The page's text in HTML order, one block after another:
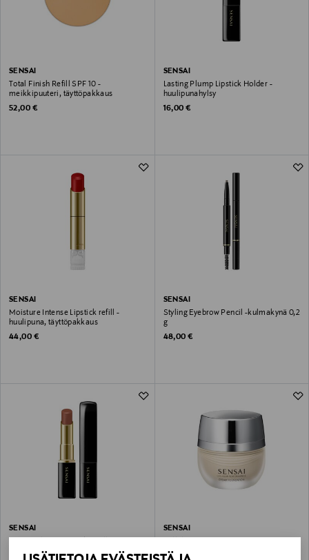
SENSAI
Total Finish Refill SPF 10 -
meikkipuuteri, täyttöpakkaus
Original Price
52,00 €
SENSAI
Lasting Plump Lipstick Holder -
huulipunahylsy
Original Price
16,00 €
SENSAI
Moisture Intense Lipstick refill -
huulipuna, täyttöpakkaus
Original Price
44,00 €
SENSAI
Styling Eyebrow Pencil -kulmakynä 0,2
g
Original Price
48,00 €
SENSAI
huulipuna, täyttöpakkaus 3,8 g
SENSAI
Foundation SPF 20 -meikkivoide 30